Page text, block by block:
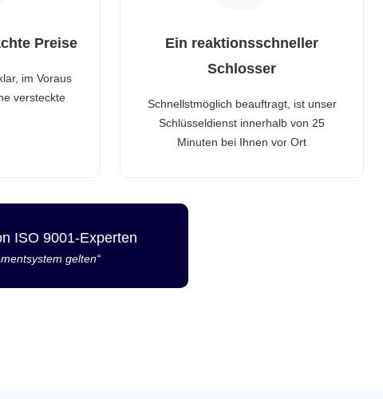
Preise
im Voraus
versteckte
Ein reaktionsschneller
Schlosser
Schnellstmöglich beauftragt, ist unser
Schlüsseldienst innerhalb von 25
Minuten bei Ihnen vor Ort
ISO 9001-Experten
gelten“